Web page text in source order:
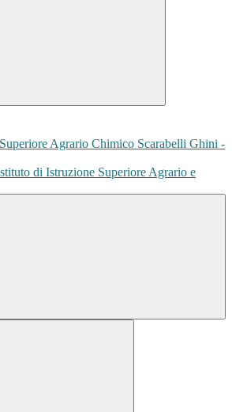
di Istruzione Superiore Agrario e